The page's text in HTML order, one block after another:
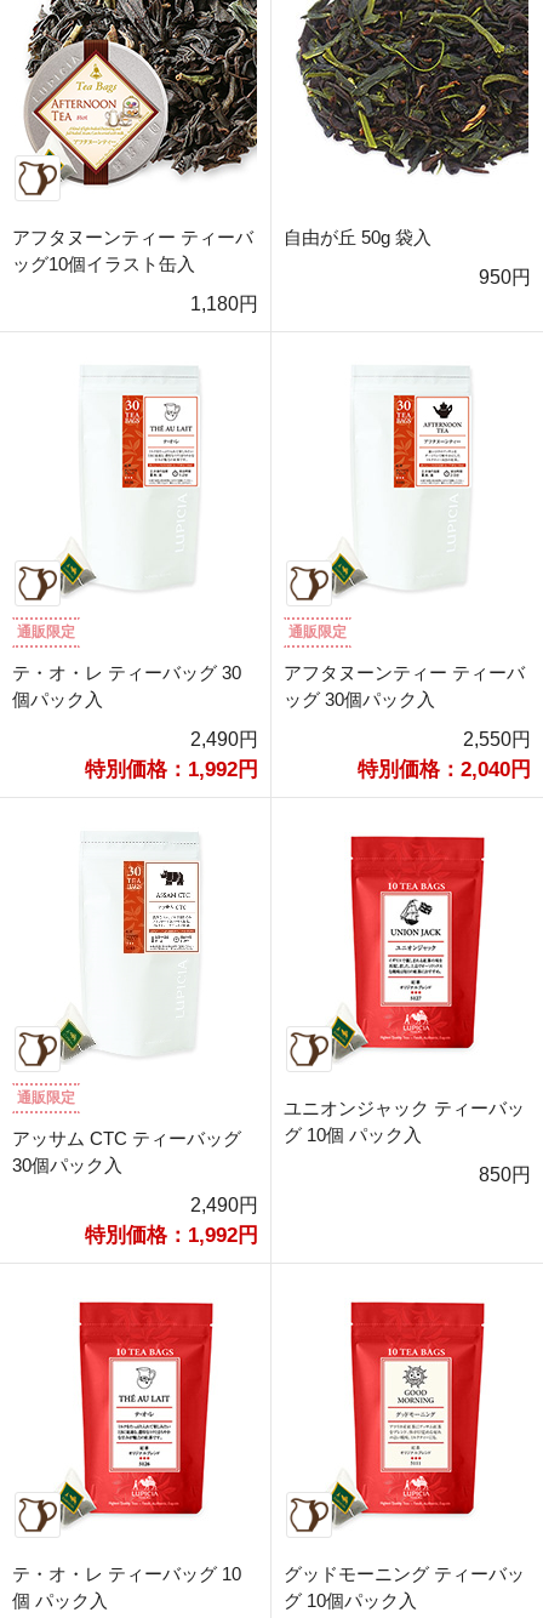
アフタヌーンティー ティーバ
ッグ10個イラスト缶入
1,180円
自由が丘 50g 袋入
950円
通販限定
テ・オ・レ ティーバッグ 30
個パック入
2,490円
特別価格：1,992円
通販限定
アフタヌーンティー ティーバ
ッグ 30個パック入
2,550円
特別価格：2,040円
通販限定
アッサム CTC ティーバッグ
30個パック入
2,490円
特別価格：1,992円
ユニオンジャック ティーバッ
グ 10個 パック入
850円
テ・オ・レ ティーバッグ 10
個 パック入
グッドモーニング ティーバッ
グ 10個パック入